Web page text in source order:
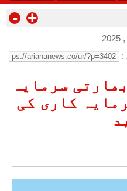
- +
:
سرمایہ
کاری کی